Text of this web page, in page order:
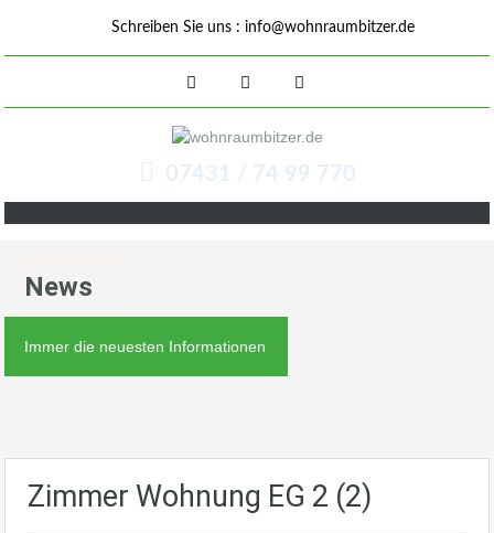
Schreiben Sie uns : info@wohnraumbitzer.de
07431 / 74 99 770
News
Immer die neuesten Informationen
Zimmer Wohnung EG 2 (2)